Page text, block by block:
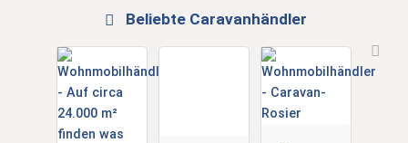
Beliebte Caravanhändler